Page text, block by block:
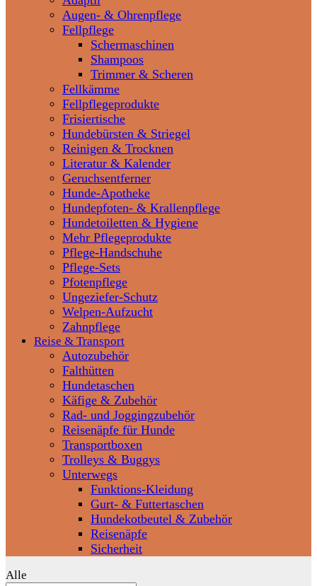
Augen- & Ohrenpflege
Fellpflege
Schermaschinen
Shampoos
Trimmer & Scheren
Fellkämme
Fellpflegeprodukte
Frisiertische
Hundebürsten & Striegel
Reinigen & Trocknen
Literatur & Kalender
Geruchsentferner
Hunde-Apotheke
Hundepfoten- & Krallenpflege
Hundetoiletten & Hygiene
Mehr Pflegeprodukte
Pflege-Handschuhe
Pflege-Sets
Pfotenpflege
Ungeziefer-Schutz
Welpen-Aufzucht
Zahnpflege
Reise & Transport
Autozubehör
Falthütten
Hundetaschen
Käfige & Zubehör
Rad- und Joggingzubehör
Reisenäpfe für Hunde
Transportboxen
Trolleys & Buggys
Unterwegs
Funktions-Kleidung
Gurt- & Futtertaschen
Hundekotbeutel & Zubehör
Reisenäpfe
Sicherheit
Alle